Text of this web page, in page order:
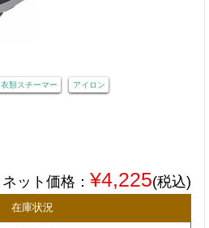
類スチーマー アイロン
ネット価格： ¥4,225(税込)
在庫状況